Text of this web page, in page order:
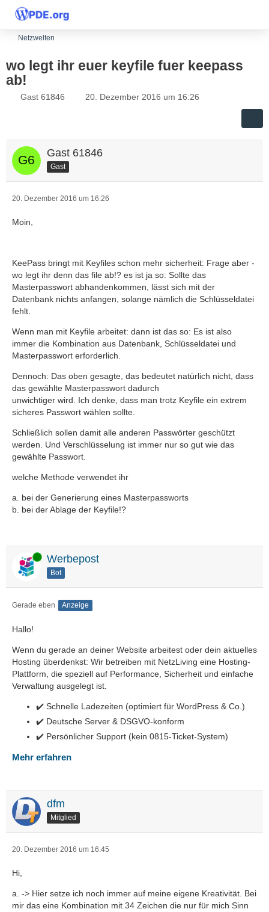
Netzwelten
wo legt ihr euer keyfile fuer keepass
ab!
Gast 61846 20. Dezember 2016 um 16:26
Gast 61846
Gast
20. Dezember 2016 um 16:26
Moin,
KeePass bringt mit Keyfiles schon mehr sicherheit: Frage aber -
wo legt ihr denn das file ab!? es ist ja so: Sollte das
Masterpasswort abhandenkommen, lässt sich mit der
Datenbank nichts anfangen, solange nämlich die Schlüsseldatei
fehlt.
Wenn man mit Keyfile arbeitet: dann ist das so: Es ist also
immer die Kombination aus Datenbank, Schlüsseldatei und
Masterpasswort erforderlich.
Dennoch: Das oben gesagte, das bedeutet natürlich nicht, dass
das gewählte Masterpasswort dadurch
unwichtiger wird. Ich denke, dass man trotz Keyfile ein extrem
sicheres Passwort wählen sollte.
Schließlich sollen damit alle anderen Passwörter geschützt
werden. Und Verschlüsselung ist immer nur so gut wie das
gewählte Passwort.
welche Methode verwendet ihr
a. bei der Generierung eines Masterpassworts
b. bei der Ablage der Keyfile!?
Online Werbepost
Bot
Gerade eben Anzeige
Hallo!
Wenn du gerade an deiner Website arbeitest oder dein aktuelles
Hosting überdenkst: Wir betreiben mit NetzLiving eine Hosting-
Plattform, die speziell auf Performance, Sicherheit und einfache
Verwaltung ausgelegt ist.
✔️ Schnelle Ladezeiten (optimiert für WordPress & Co.)
✔️ Deutsche Server & DSGVO-konform
✔️ Persönlicher Support (kein 0815-Ticket-System)
Mehr erfahren
dfm
Mitglied
20. Dezember 2016 um 16:45
Hi,
a. -> Hier setze ich noch immer auf meine eigene Kreativität. Bei
mir das eine Kombination mit 34 Zeichen die nur für mich Sinn